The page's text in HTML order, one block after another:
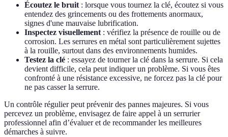
Écoutez le bruit : lorsque vous tournez la clé, écoutez si vous
entendez des grincements ou des frottements anormaux,
signes d'une mauvaise lubrification.
Inspectez visuellement : vérifiez la présence de rouille ou de
corrosion. Les serrures en métal sont particulièrement sujettes
à la rouille, surtout dans des environnements humides.
Testez la clé : essayez de tourner la clé dans la serrure. Si cela
devient difficile, cela peut indiquer un problème. Si vous êtes
confronté à une résistance excessive, ne forcez pas la clé pour
ne pas casser la serrure.
Un contrôle régulier peut prévenir des pannes majeures. Si vous
percevez un problème, envisagez de faire appel à un serrurier
professionnel afin d’évaluer et de recommander les meilleures
démarches à suivre.